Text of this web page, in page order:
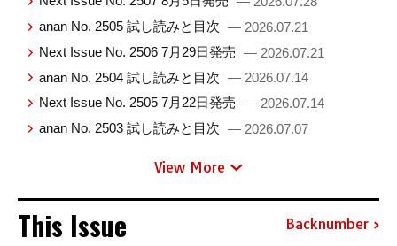
anan No. 2505 試し読みと目次 — 2026.07.21
Next Issue No. 2506 7月29日発売 — 2026.07.21
anan No. 2504 試し読みと目次 — 2026.07.14
Next Issue No. 2505 7月22日発売 — 2026.07.14
anan No. 2503 試し読みと目次 — 2026.07.07
View More
This Issue Backnumber